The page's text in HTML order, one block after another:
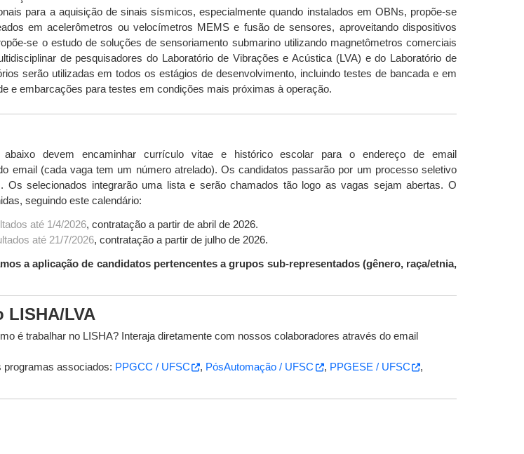
para a aquisição de sinais sísmicos, especialmente quando instalados em OBNs, propõe-se
em acelerômetros ou velocímetros MEMS e fusão de sensores, aproveitando dispositivos
se o estudo de soluções de sensoriamento submarino utilizando magnetômetros comerciais
de pesquisadores do Laboratório de Vibrações e Acústica (LVA) e do Laboratório de
serão utilizadas em todos os estágios de desenvolvimento, incluindo testes de bancada e em
e embarcações para testes em condições mais próximas à operação.
devem encaminhar currículo vitae e histórico escolar para o endereço de email
email (cada vaga tem um número atrelado). Os candidatos passarão por um processo seletivo
selecionados integrarão uma lista e serão chamados tão logo as vagas sejam abertas. O
seguindo este calendário:
até 1/4/2026, contratação a partir de abril de 2026.
até 21/7/2026, contratação a partir de julho de 2026.
a aplicação de candidatos pertencentes a grupos sub-representados (gênero, raça/etnia,
LVA
é trabalhar no LISHA? Interaja diretamente com nossos colaboradores através do email
programas associados: PPGCC / UFSC , PósAutomação / UFSC , PPGESE / UFSC
,